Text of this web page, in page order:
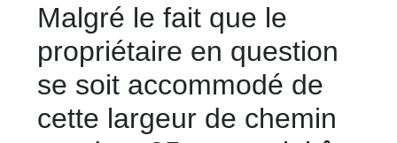
Malgré le fait que le
propriétaire en question
se soit accommodé de
cette largeur de chemin